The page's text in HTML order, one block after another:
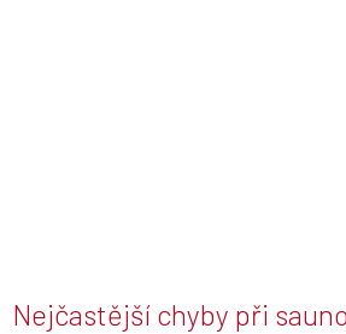
Nejčastější chyby při